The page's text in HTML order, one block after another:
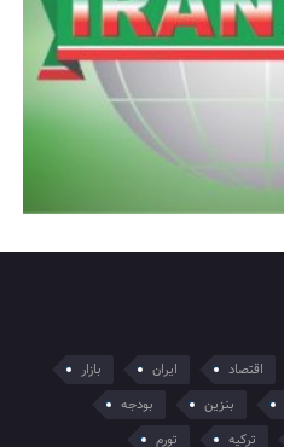
اقتصاد ایران
بازار
بنزین
بودجه
ترکیه تورم